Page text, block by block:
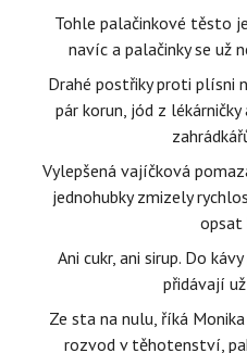
Tohle palačinkové těsto
navíc a palačinky se už
Drahé postřiky proti plísni
pár korun, jód z
Vylepšená vajíčková
jednohubky zmizely
opsat
Ani cukr, ani sirup. Do
přidávají
Ze sta na nulu, říká
rozvod v těhotenství,